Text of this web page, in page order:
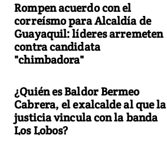
Rompen acuerdo con el
correísmo para Alcaldía de
Guayaquil: líderes arremeten
contra candidata
"chimbadora"
¿Quién es Baldor Bermeo
Cabrera, el exalcalde al que la
justicia vincula con la banda
Los Lobos?